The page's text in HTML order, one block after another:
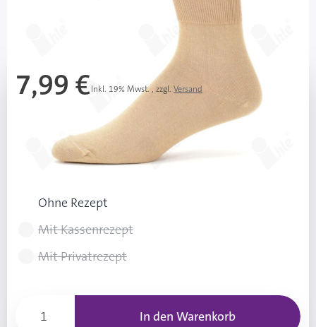
7,99 €Inkl. 19% Mwst., zzgl. Versand
(0,50 € Ersparnis pro Stk.)
Rezeptart wählen
Ohne Rezept
Mit Kassenrezept
Mit Privatrezept
In den Warenkorb